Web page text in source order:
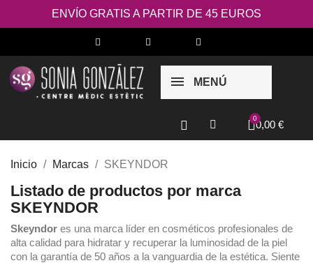
ENVÍO GRATIS A PARTIR DE 45 EUROS
MENÚ
0,00 €
Inicio Marcas SKEYNDOR
Listado de productos por marca
SKEYNDOR
Skeyndor es una marca líder en cosméticos profesionales de
alta calidad para hidratar y recuperar la luminosidad de la piel
con la garantía de 50 años a la vanguardia de la estética. Siente